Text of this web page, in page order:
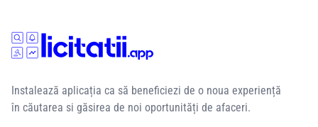
Instalează aplicația ca să beneficiezi de o noua experiență
în căutarea si găsirea de noi oportunități de afaceri.